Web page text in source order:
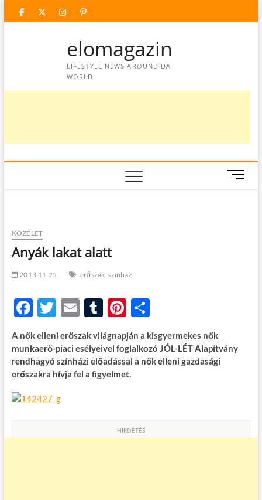
facebooktwitter
instagram
googleplus
pinterest
elomagazin
LIFESTYLE NEWS AROUND DA
WORLD
M
e
KÖZÉLET
Anyák lakat alatt
2013.11.25. erőszak színház
F
ac
e
b
o
o
T
w
itt
er
E
m
ail
T
u
m
bl
r
Pi
nt
er
es
t
O
ss
za
m
A nők elleni erőszak világnapján a kisgyermekes nők
munkaerő-piaci esélyeivel foglalkozó JÓL-LÉT Alapítvány
rendhagyó színházi előadással a nők elleni gazdasági
erőszakra hívja fel a figyelmet.
HIRDETÉS